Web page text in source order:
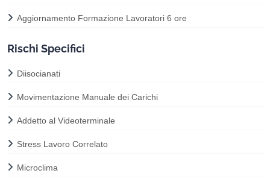
Aggiornamento Formazione Lavoratori 6 ore
Rischi Specifici
Diisocianati
Movimentazione Manuale dei Carichi
Addetto al Videoterminale
Stress Lavoro Correlato
Microclima